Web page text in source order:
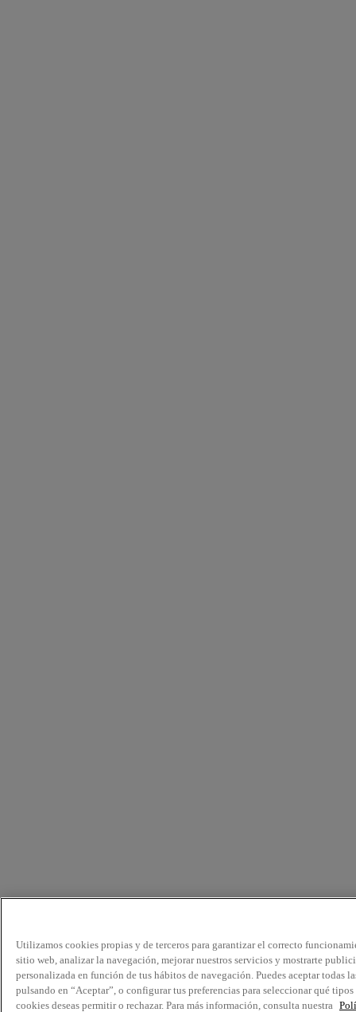
Utilizamos cookies propias y de terceros para garantizar el correcto
sitio web, analizar la navegación, mejorar nuestros servicios y mostrarte
personalizada en función de tus hábitos de navegación. Puedes aceptar todas
pulsando en “Aceptar”, o configurar tus preferencias para seleccionar qué tipos
cookies deseas permitir o rechazar. Para más información, consulta nuestra